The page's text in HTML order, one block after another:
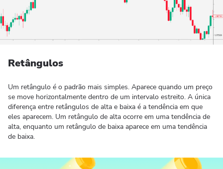
Retângulos
Um retângulo é o padrão mais simples. Aparece quando um preço
se move horizontalmente dentro de um intervalo estreito. A única
diferença entre retângulos de alta e baixa é a tendência em que
eles aparecem. Um retângulo de alta ocorre em uma tendência de
alta, enquanto um retângulo de baixa aparece em uma tendência
de baixa.